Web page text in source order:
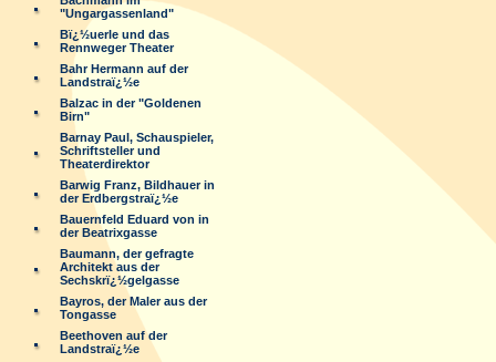
"Ungargassenland"
Bï¿½uerle und das
Rennweger Theater
Bahr Hermann auf der
Landstraï¿½e
Balzac in der "Goldenen
Birn"
Barnay Paul, Schauspieler,
Schriftsteller und
Theaterdirektor
Barwig Franz, Bildhauer in
der Erdbergstraï¿½e
Bauernfeld Eduard von in
der Beatrixgasse
Baumann, der gefragte
Architekt aus der
Sechskrï¿½gelgasse
Bayros, der Maler aus der
Tongasse
Beethoven auf der
Landstraï¿½e